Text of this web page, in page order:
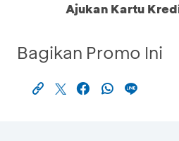
Ajukan Kartu
Bagikan Promo Ini